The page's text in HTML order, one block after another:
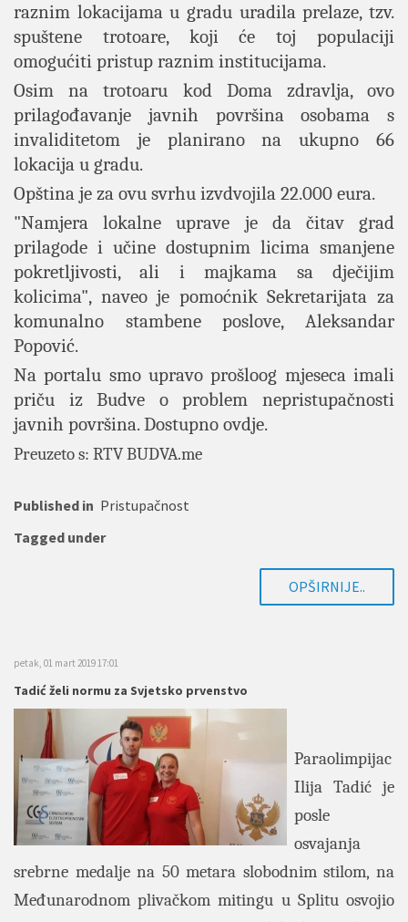
raznim lokacijama u gradu uradila prelaze, tzv.
spuštene trotoare, koji će toj populaciji
omogućiti pristup raznim institucijama.
Osim na trotoaru kod Doma zdravlja, ovo
prilagođavanje javnih površina osobama s
invaliditetom je planirano na ukupno 66
lokacija u gradu.
Opština je za ovu svrhu izvdvojila 22.000 eura.
"Namjera lokalne uprave je da čitav grad
prilagode i učine dostupnim licima smanjene
pokretljivosti, ali i majkama sa dječijim
kolicima", naveo je pomoćnik Sekretarijata za
komunalno stambene poslove, Aleksandar
Popović.
Na portalu smo upravo prošloog mjeseca imali
priču iz Budve o problem nepristupačnosti
javnih površina. Dostupno ovdje.
Preuzeto s: RTV BUDVA.me
Published in Pristupačnost
Tagged under
OPŠIRNIJE..
petak, 01 mart 2019 17:01
Tadić želi normu za Svjetsko prvenstvo
Paraolimpijac
Ilija Tadić je
posle
osvajanja
srebrne medalje na 50 metara slobodnim stilom, na
Međunarodnom plivačkom mitingu u Splitu osvojio